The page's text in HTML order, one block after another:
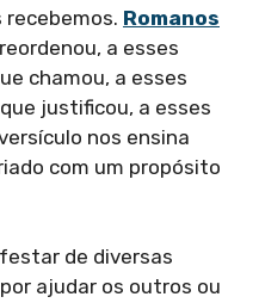
Romanos
a esses
chamou, a esses
justificou, a esses
nos ensina
com um propósito
de diversas
ajudar os outros ou